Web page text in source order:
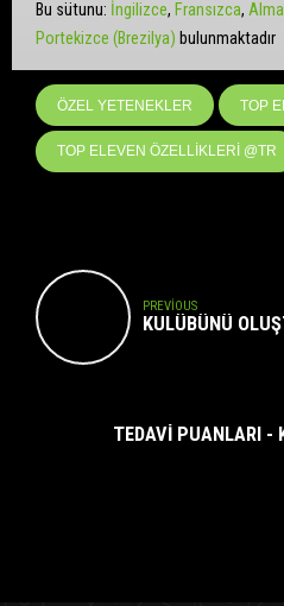
Bu sütunu: İngilizce Fransızca
Portekizce (Brezilya) bulunmaktadır
ÖZEL YETENEKLER TOP
TOP ELEVEN ÖZELLIKLERI @TR
PREVIOUS
KULÜBÜNÜ
TEDAVI PUANLARI -